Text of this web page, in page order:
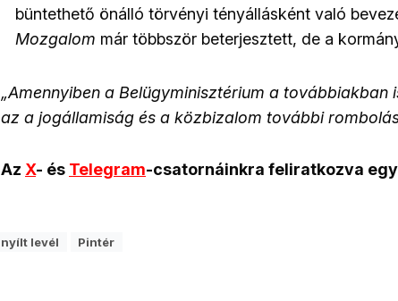
büntethető önálló törvényi tényállásként való
Mozgalom már többször beterjesztett, de a
„Amennyiben a Belügyminisztérium a továbbiakban
az a jogállamiság és a közbizalom további
Az X- és Telegram-csatornáinkra feliratkozva
nyílt levél Pintér